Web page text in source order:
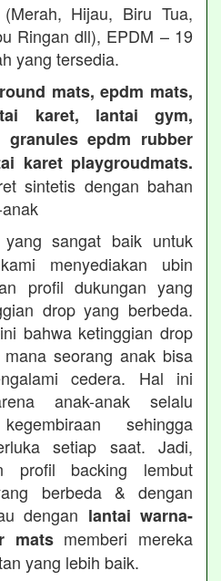
Hijau, Biru Tua,
Ringan dll), EPDM – 19
yang tersedia.
mats, epdm mats,
karet, lantai gym,
epdm rubber
karet playgroudmats.
sintetis dengan bahan
sangat baik untuk
menyediakan ubin
profil dukungan yang
drop yang berbeda.
bahwa ketinggian drop
seorang anak bisa
cedera. Hal ini
anak-anak selalu
sehingga
setiap saat. Jadi,
profil backing lembut
berbeda & dengan
dengan lantai warna-
matsmemberi mereka
yang lebih baik.